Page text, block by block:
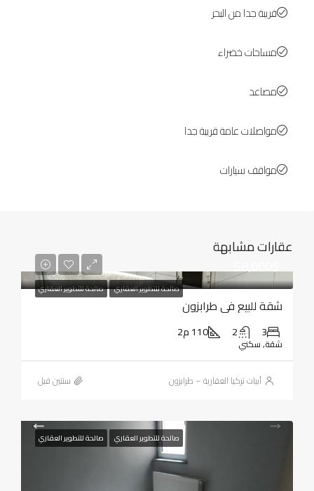
قريبة جدا من البحر
مساحات خضراء
مصاعد
مواصلات عامة قريبة جدا
مواقف سيارات
عقارات مشابهة
صالحة للتطوير العقاري صالحة للتطوير العقاري
58,000$
شقة للبيع في طرابزون
3
2 110 م2
شقة, سكني
أبيات تركيا العقارية – طرابزون ‏سنتين قبل
صالحة للتطوير العقاري صالحة للتطوير العقاري